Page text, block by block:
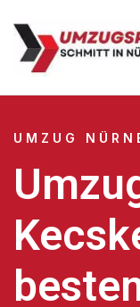
UMZUG